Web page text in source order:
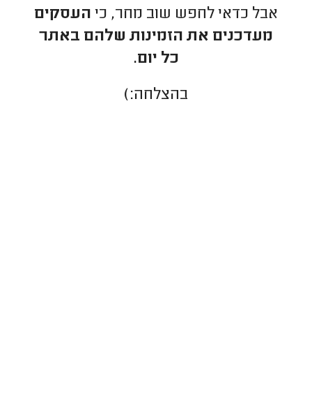
אבל כדאי לחפש שוב מחר, כי העסקים
מעדכנים את הזמינות שלהם באתר
כל יום.
בהצלחה:)